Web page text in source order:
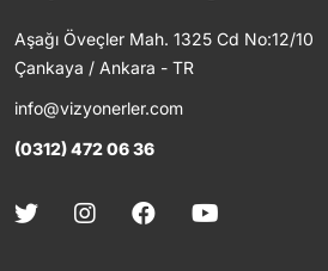
Aşağı Öveçler Mah. 1325 Cd No:12/10
Çankaya / Ankara - TR
info@vizyonerler.com
(0312) 472 06 36